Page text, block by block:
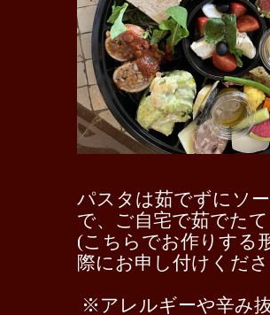
パスタは茹でずにソ
で、ご自宅で茹でた
(こちらでお作りする
際にお申し付けくだ
※アレルギーや辛み